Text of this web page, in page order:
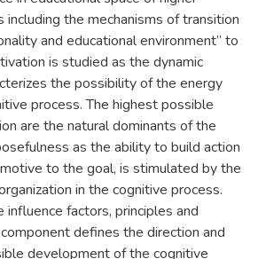
the mechanisms of transition
and educational environment” to
is studied as the dynamic
the possibility of the energy
process. The highest possible
are the natural dominants of the
as the ability to build action
to the goal, is stimulated by the
in the cognitive process.
factors, principles and
defines the direction and
development of the cognitive